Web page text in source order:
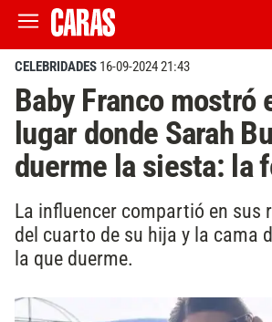
CELEBRIDADES 16-09-2024 21:43
Baby Franco mostró
lugar donde Sarah
duerme la siesta: la
La influencer compartió en sus
del cuarto de su hija y la cama
la que duerme.